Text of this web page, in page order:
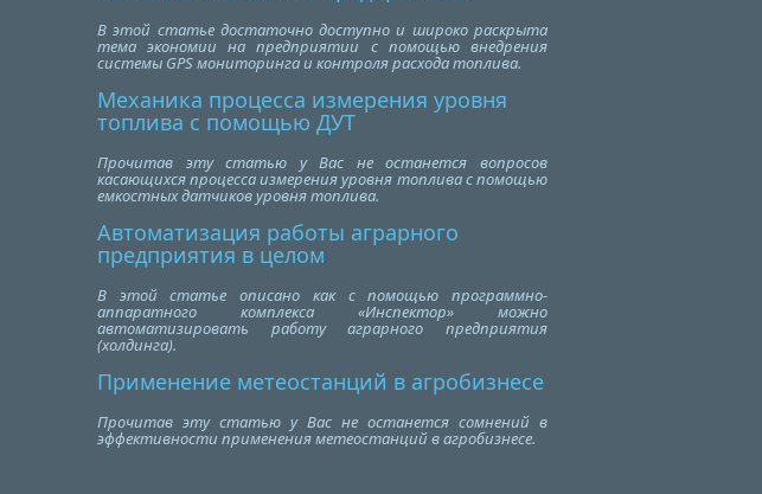
В этой статье достаточно доступно и широко раскрыта
тема экономии на предприятии с помощью внедрения
системы GPS мониторинга и контроля расхода топлива.
Механика процесса измерения уровня
топлива с помощью ДУТ
Прочитав эту статью у Вас не останется вопросов
касающихся процесса измерения уровня топлива с помощью
емкостных датчиков уровня топлива.
Автоматизация работы аграрного
предприятия в целом
В этой статье описано как с помощью программно-
аппаратного комплекса «Инспектор» можно
автоматизировать работу аграрного предприятия
(холдинга).
Применение метеостанций в агробизнесе
Прочитав эту статью у Вас не останется сомнений в
эффективности применения метеостанций в агробизнесе.